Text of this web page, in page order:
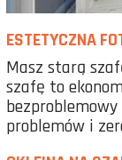
ESTETYCZNA
Masz starą
szafę to
problemów i